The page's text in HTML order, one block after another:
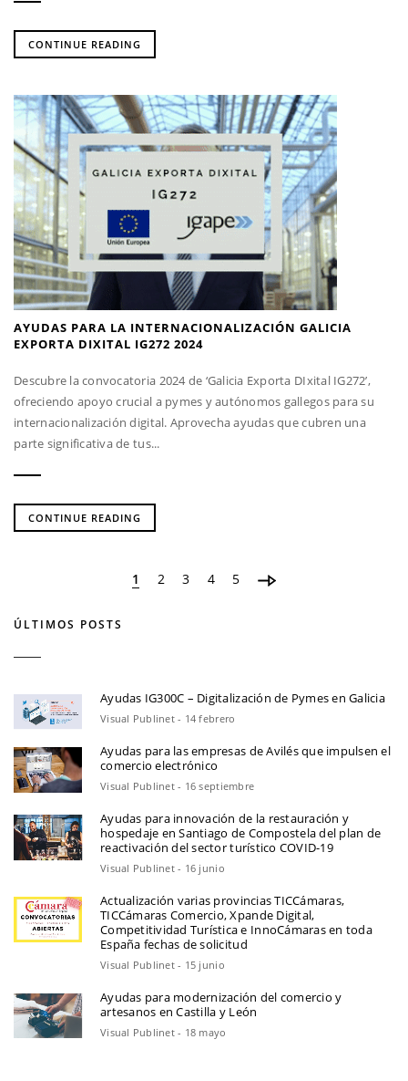
CONTINUE READING
AYUDAS PARA LA INTERNACIONALIZACIÓN GALICIA
EXPORTA DIXITAL IG272 2024
Descubre la convocatoria 2024 de ‘Galicia Exporta DIxital IG272’,
ofreciendo apoyo crucial a pymes y autónomos gallegos para su
internacionalización digital. Aprovecha ayudas que cubren una
parte significativa de tus...
CONTINUE READING
1 2 3 4 5
ÚLTIMOS POSTS
Ayudas IG300C – Digitalización de Pymes en Galicia
Visual Publinet - 14 febrero
Ayudas para las empresas de Avilés que impulsen el
comercio electrónico
Visual Publinet - 16 septiembre
Ayudas para innovación de la restauración y
hospedaje en Santiago de Compostela del plan de
reactivación del sector turístico COVID-19
Visual Publinet - 16 junio
Actualización varias provincias TICCámaras,
TICCámaras Comercio, Xpande Digital,
Competitividad Turística e InnoCámaras en toda
España fechas de solicitud
Visual Publinet - 15 junio
Ayudas para modernización del comercio y
artesanos en Castilla y León
Visual Publinet - 18 mayo